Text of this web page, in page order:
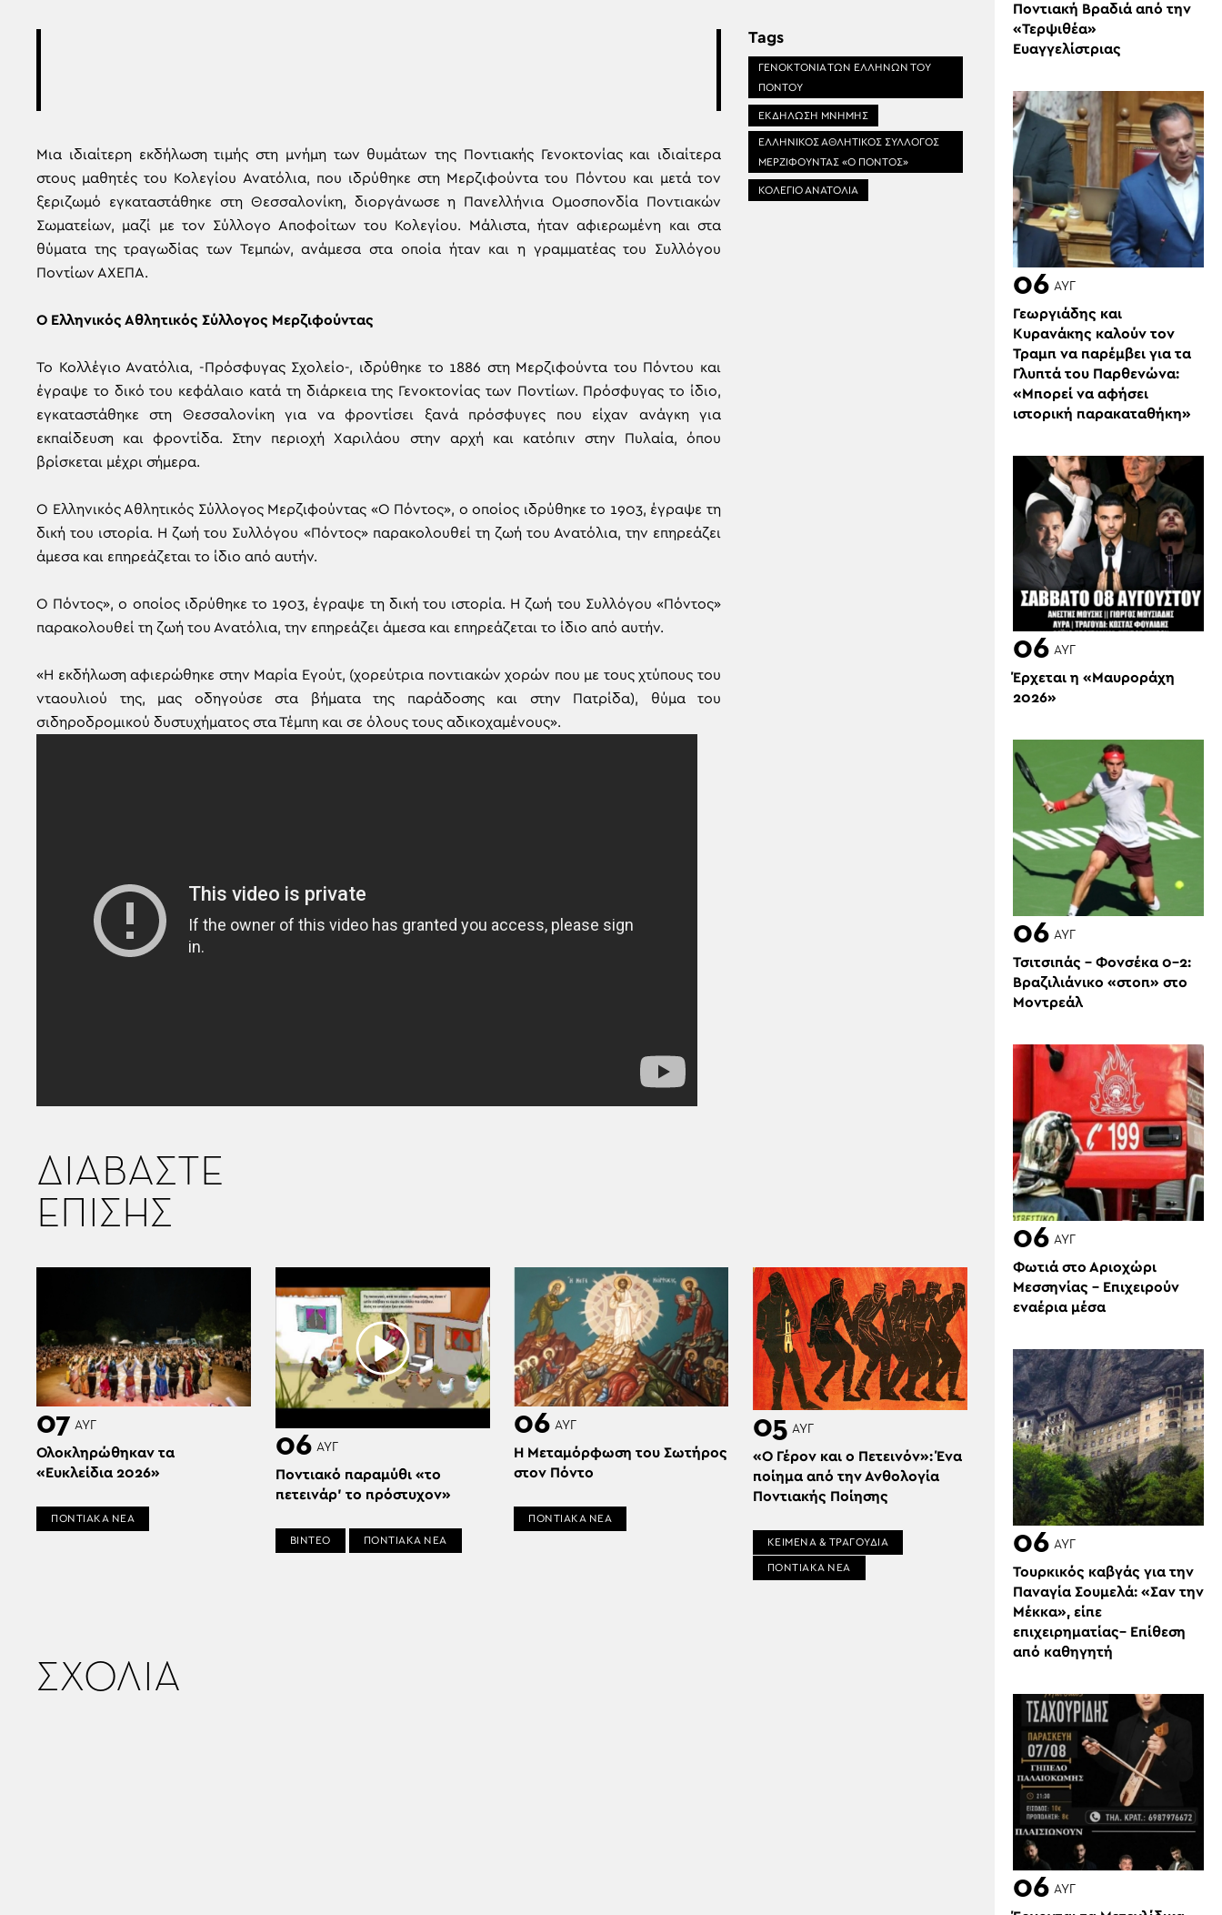
Μια ιδιαίτερη εκδήλωση τιμής στη μνήμη των θυμάτων της Ποντιακής Γενοκτονίας και ιδιαίτερα
στους μαθητές του Κολεγίου Ανατόλια, που ιδρύθηκε στη Μερζιφούντα του Πόντου και μετά τον
ξεριζωμό εγκαταστάθηκε στη Θεσσαλονίκη, διοργάνωσε η Πανελλήνια Ομοσπονδία Ποντιακών
Σωματείων, μαζί με τον Σύλλογο Αποφοίτων του Κολεγίου. Μάλιστα, ήταν αφιερωμένη και στα
θύματα της τραγωδίας των Τεμπών, ανάμεσα στα οποία ήταν και η γραμματέας του Συλλόγου
Ποντίων ΑΧΕΠΑ.
Ο Ελληνικός Αθλητικός Σύλλογος Μερζιφούντας
Το Κολλέγιο Ανατόλια, -Πρόσφυγας Σχολείο-, ιδρύθηκε το 1886 στη Μερζιφούντα του Πόντου και
έγραψε το δικό του κεφάλαιο κατά τη διάρκεια της Γενοκτονίας των Ποντίων. Πρόσφυγας το ίδιο,
εγκαταστάθηκε στη Θεσσαλονίκη για να φροντίσει ξανά πρόσφυγες που είχαν ανάγκη για
εκπαίδευση και φροντίδα. Στην περιοχή Χαριλάου στην αρχή και κατόπιν στην Πυλαία, όπου
βρίσκεται μέχρι σήμερα.
Ο Ελληνικός Αθλητικός Σύλλογος Μερζιφούντας «Ο Πόντος», ο οποίος ιδρύθηκε το 1903, έγραψε τη
δική του ιστορία. Η ζωή του Συλλόγου «Πόντος» παρακολουθεί τη ζωή του Ανατόλια, την επηρεάζει
άμεσα και επηρεάζεται το ίδιο από αυτήν.
Ο Πόντος», ο οποίος ιδρύθηκε το 1903, έγραψε τη δική του ιστορία. Η ζωή του Συλλόγου «Πόντος»
παρακολουθεί τη ζωή του Ανατόλια, την επηρεάζει άμεσα και επηρεάζεται το ίδιο από αυτήν.
«Η εκδήλωση αφιερώθηκε στην Μαρία Εγούτ, (χορεύτρια ποντιακών χορών που με τους χτύπους του
νταουλιού της, μας οδηγούσε στα βήματα της παράδοσης και στην Πατρίδα), θύμα του
σιδηροδρομικού δυστυχήματος στα Τέμπη και σε όλους τους αδικοχαμένους».
Tags
ΓΕΝΟΚΤΟΝΙΑ ΤΩΝ ΕΛΛΗΝΩΝ ΤΟΥ
ΠΟΝΤΟΥ
ΕΚΔΗΛΩΣΗ ΜΝΗΜΗΣ
ΕΛΛΗΝΙΚΟΣ ΑΘΛΗΤΙΚΟΣ ΣΥΛΛΟΓΟΣ
ΜΕΡΖΙΦΟΥΝΤΑΣ «Ο ΠΟΝΤΟΣ»
ΚΟΛΕΓΙΟ ΑΝΑΤΟΛΙΑ
ΔΙΑΒΑΣΤΕ
ΕΠΙΣΗΣ
07 ΑΥΓ
Ολοκληρώθηκαν τα
«Ευκλείδια 2026»
ΠΟΝΤΙΑΚΑ ΝΕΑ
06 ΑΥΓ
Ποντιακό παραμύθι «το
πετεινάρ’ το πρόστυχον»
ΒΙΝΤΕΟ ΠΟΝΤΙΑΚΑ ΝΕΑ
06 ΑΥΓ
Η Μεταμόρφωση του Σωτήρος
στον Πόντο
ΠΟΝΤΙΑΚΑ ΝΕΑ
05 ΑΥΓ
«Ο Γέρον και ο Πετεινόν»: Ένα
ποίημα από την Ανθολογία
Ποντιακής Ποίησης
ΚΕΙΜΕΝΑ & ΤΡΑΓΟΥΔΙΑ
ΠΟΝΤΙΑΚΑ ΝΕΑ
ΣΧΟΛΙΑ
Ποντιακή Βραδιά από την
«Τερψιθέα»
Ευαγγελίστριας
06 ΑΥΓ
Γεωργιάδης και
Κυρανάκης καλούν τον
Τραμπ να παρέμβει για τα
Γλυπτά του Παρθενώνα:
«Μπορεί να αφήσει
ιστορική παρακαταθήκη»
06 ΑΥΓ
Έρχεται η «Μαυροράχη
2026»
06 ΑΥΓ
Τσιτσιπάς – Φονσέκα 0-2:
Βραζιλιάνικο «στοπ» στο
Μοντρεάλ
06 ΑΥΓ
Φωτιά στο Αριοχώρι
Μεσσηνίας – Επιχειρούν
εναέρια μέσα
06 ΑΥΓ
Τουρκικός καβγάς για την
Παναγία Σουμελά: «Σαν την
Μέκκα», είπε
επιχειρηματίας– Επίθεση
από καθηγητή
06 ΑΥΓ